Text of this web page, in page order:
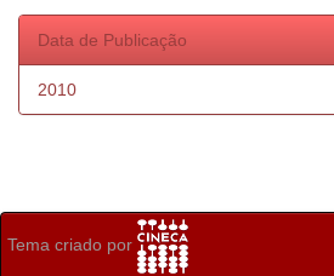
Data de Publicação
2010
Tema criado por